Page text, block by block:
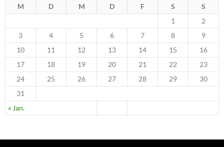
M D M D F S S
« Jan.
1
2
3
4 5 6 7 8
9
10
11 12 13 14 15
16
17
18 19 20 21 22
23
24
25 26 27 28 29
30
31